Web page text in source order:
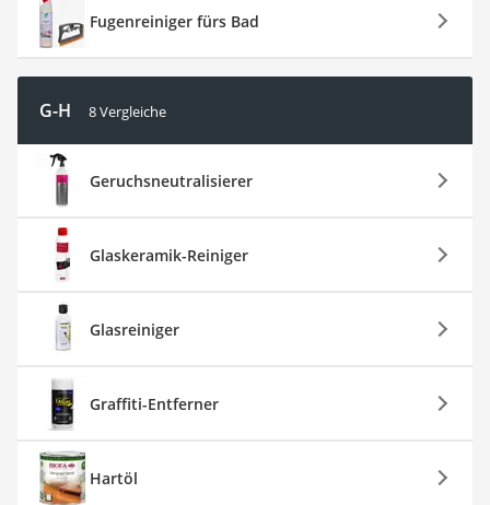
Fugenreiniger fürs Bad
G-H 8 Vergleiche
Geruchsneutralisierer
Glaskeramik-Reiniger
Glasreiniger
Graffiti-Entferner
Hartöl